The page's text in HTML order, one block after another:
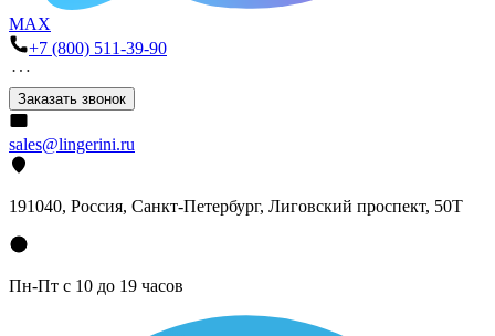
MAX
+7 (800) 511-39-90
Заказать звонок
sales@lingerini.ru
191040, Россия, Санкт-Петербург, Лиговский проспект, 50Т
Пн-Пт с 10 до 19 часов